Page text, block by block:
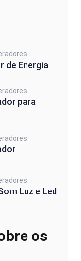
de Energia
para
Luz e Led
os